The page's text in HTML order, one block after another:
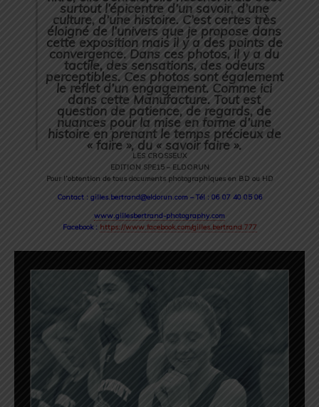
surtout l’épicentre d’un savoir, d’une
culture, d’une histoire. C’est certes très
éloigné de l’univers que je propose dans
cette exposition mais il y a des points de
convergence. Dans ces photos, il y a du
tactile, des sensations, des odeurs
perceptibles. Ces photos sont également
le reflet d’un engagement. Comme ici
dans cette Manufacture. Tout est
question de patience, de regards, de
nuances pour la mise en forme d’une
histoire en prenant le temps précieux de
« faire », du « savoir faire ».
LES CROSSEUX
EDITION SPE15 – ELDORUN
Pour l’obtention de tous documents photographiques en BD ou HD
Contact : gilles.bertrand@eldorun.com – Tél : 06 07 40 05 06
www.gillesbertrand-photography.com
Facebook : https://www.facebook.com/gilles.bertrand.777